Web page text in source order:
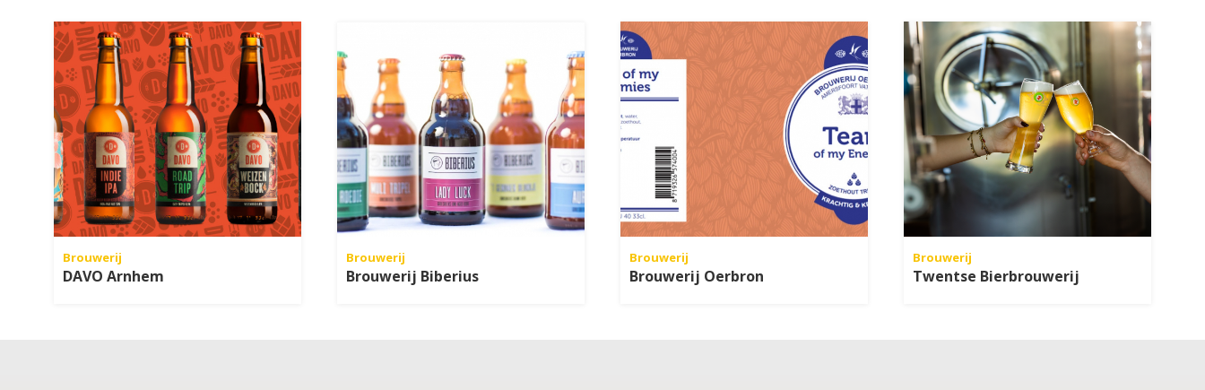
Brouwerij
DAVO Arnhem
Brouwerij
Brouwerij Biberius
Brouwerij
Brouwerij Oerbron
Brouwerij
Twentse Bierbrouwerij